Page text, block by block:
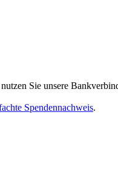
Sie unsere
Spendennachweis.